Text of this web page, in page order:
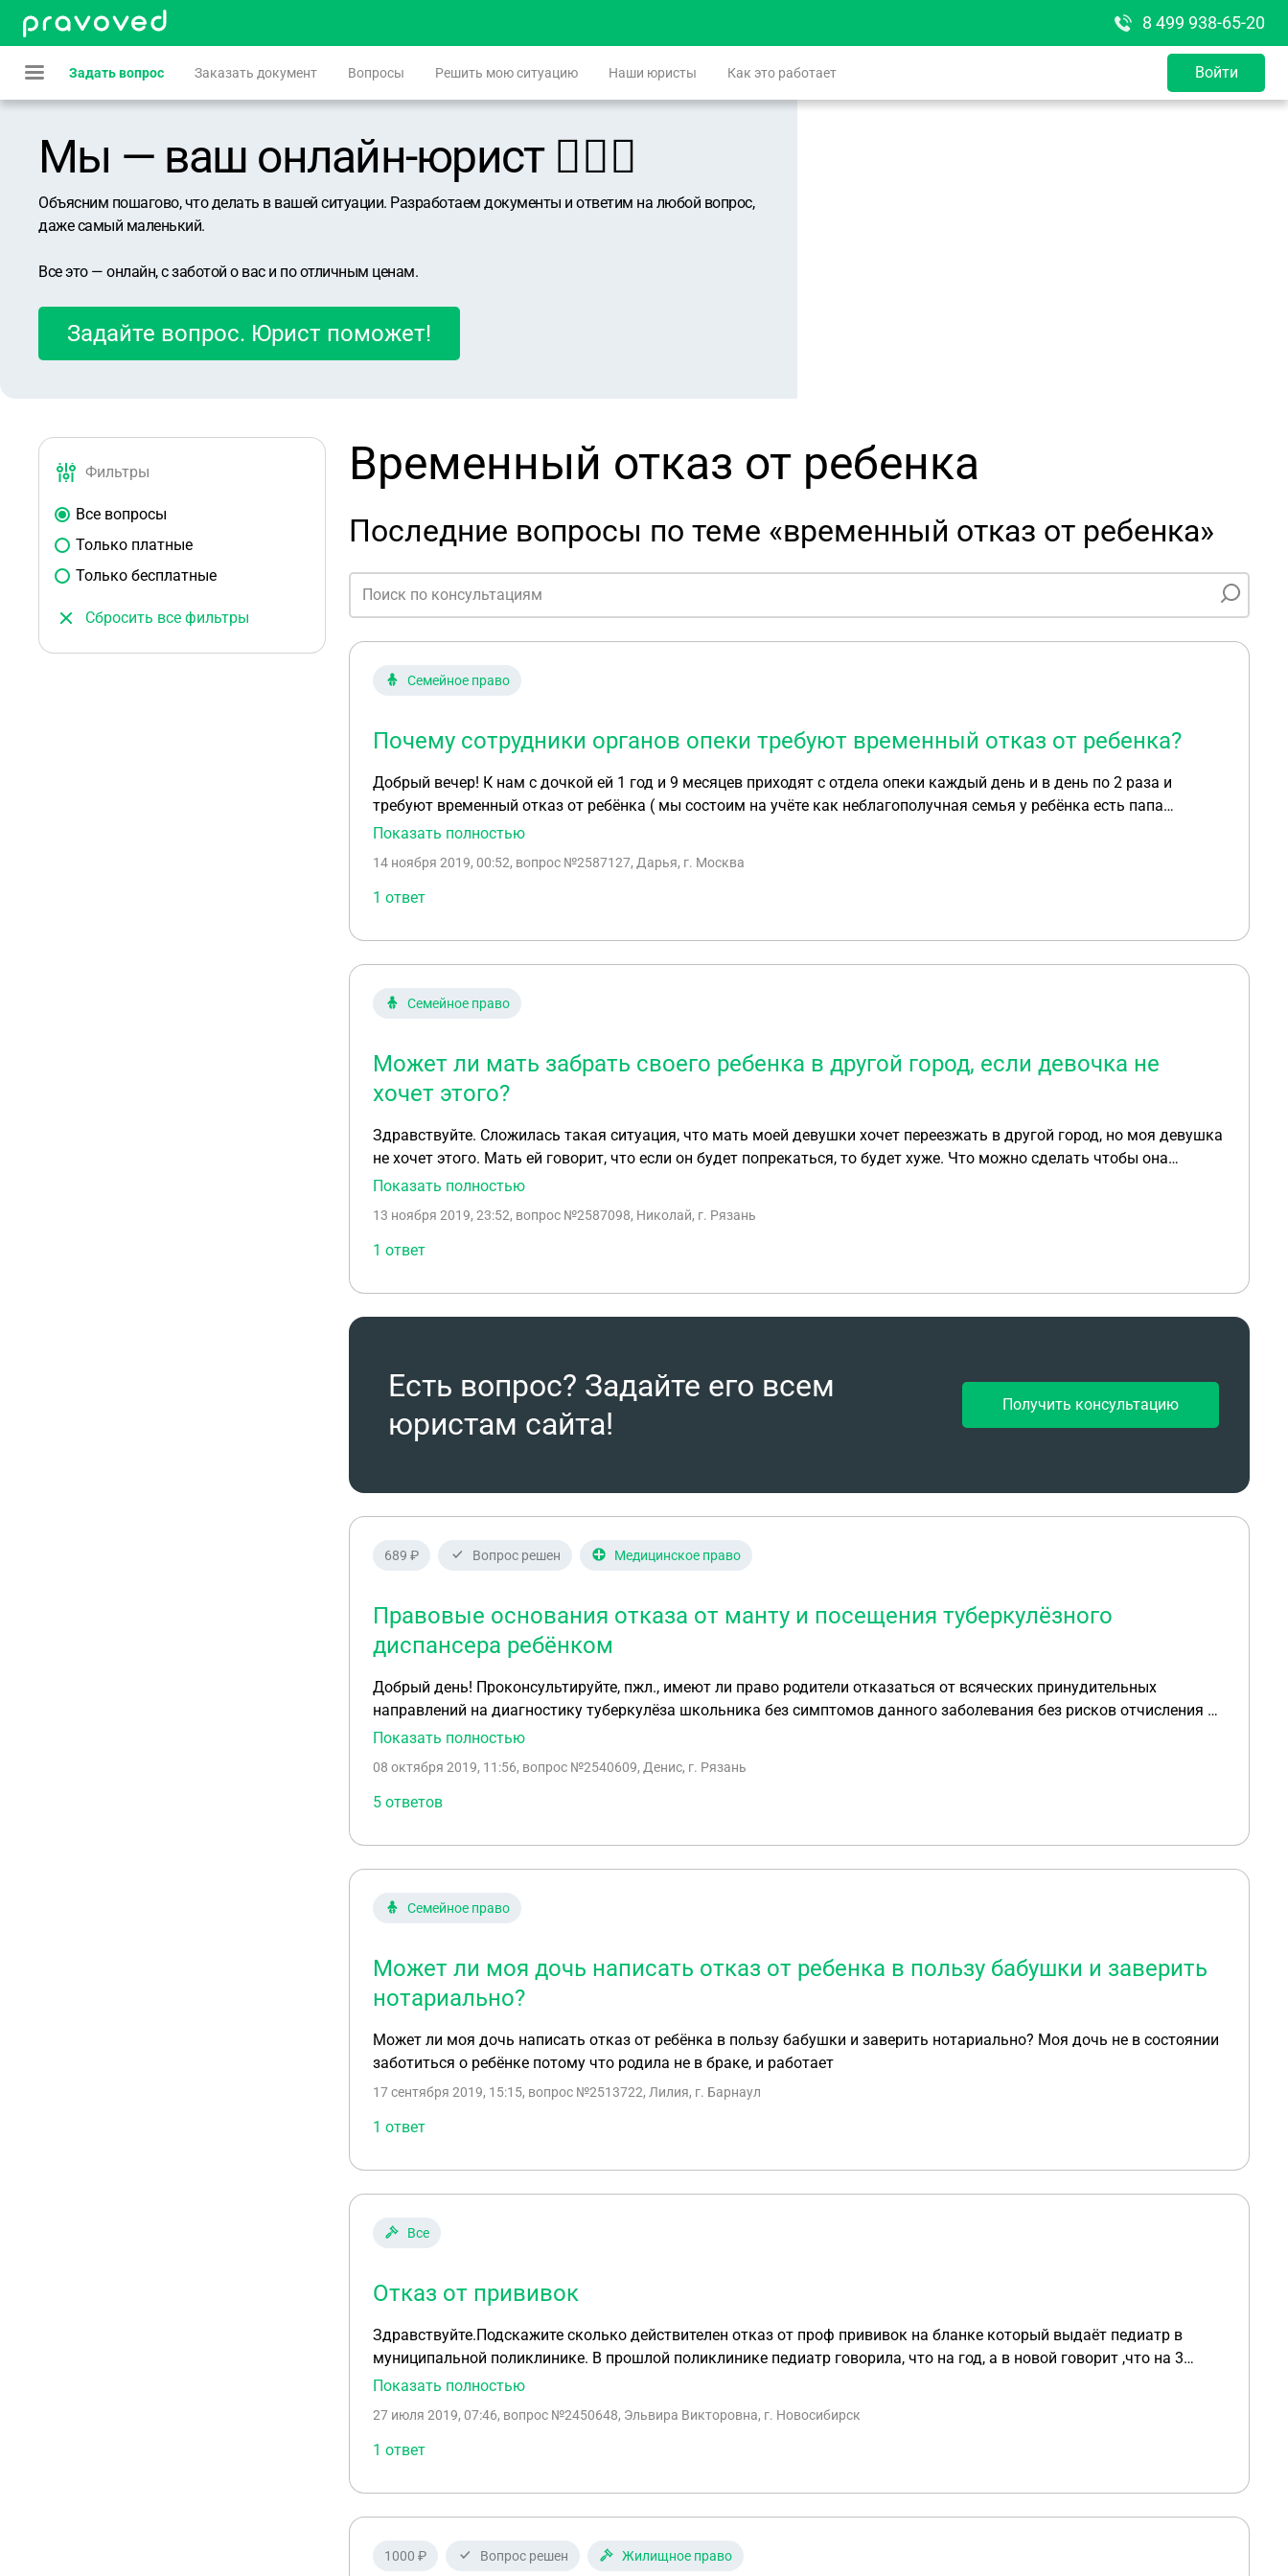
8 499 938-65-20
Задать вопрос Заказать документ Вопросы Решить мою ситуацию Наши юристы Как это работает Войти
Мы — ваш онлайн-юрист 👨🏻‍⚖️
Объясним пошагово, что делать в вашей ситуации. Разработаем документы и ответим на любой вопрос,
даже самый маленький.
Все это — онлайн, с заботой о вас и по отличным ценам.
Задайте вопрос. Юрист поможет!
Фильтры
Все вопросы
Только платные
Только бесплатные
Сбросить все фильтры
Временный отказ от ребенка
Последние вопросы по теме «временный отказ от ребенка»
Семейное право
Почему сотрудники органов опеки требуют временный отказ от ребенка?
Добрый вечер! К нам с дочкой ей 1 год и 9 месяцев приходят с отдела опеки каждый день и в день по 2 раза и
требуют временный отказ от ребёнка ( мы состоим на учёте как неблагополучная семья у ребёнка есть папа
который в свидетельстве о рождении не записан так они ещё требуют его номер телефона я им объясняю что по
обратились с жалобой заявлением в прокуратуру и теперь опека нас ловят вечером пугают что к нам приходил
прокурор. Приходят каждый день, вреда вообще пришли с каким то мужчиной сильно стучали в двери напугали
куда ещё обращаться с заявлением на опеку?
Показать полностью
14 ноября 2019, 00:52, вопрос №2587127, Дарья, г. Москва
1 ответ
Семейное право
Может ли мать забрать своего ребенка в другой город, если девочка не
хочет этого?
Здравствуйте. Сложилась такая ситуация, что мать моей девушки хочет переезжать в другой город, но моя девушка
не хочет этого. Мать ей говорит, что если он будет попрекаться, то будет хуже. Что можно сделать чтобы она
осталась? Может ли она переехать к родственникам?
Показать полностью
13 ноября 2019, 23:52, вопрос №2587098, Николай, г. Рязань
1 ответ
Есть вопрос? Задайте его всем
юристам сайта!
Получить консультацию
689 ₽ Вопрос решен Медицинское право
Правовые основания отказа от манту и посещения туберкулёзного
диспансера ребёнком
Добрый день! Проконсультируйте, пжл., имеют ли право родители отказаться от всяческих принудительных
направлений на диагностику туберкулёза школьника без симптомов данного заболевания без рисков отчисления из
школы? Дело в том, что наша позиция (родителей) такова, что все эти прививки и профилактические процедуры в
оценены и не оправданы. С Уважением, группа думающих родителей.
Показать полностью
08 октября 2019, 11:56, вопрос №2540609, Денис, г. Рязань
5 ответов
Семейное право
Может ли моя дочь написать отказ от ребенка в пользу бабушки и заверить
нотариально?
Может ли моя дочь написать отказ от ребёнка в пользу бабушки и заверить нотариально? Моя дочь не в состоянии
заботиться о ребёнке потому что родила не в браке, и работает
17 сентября 2019, 15:15, вопрос №2513722, Лилия, г. Барнаул
1 ответ
Все
Отказ от прививок
Здравствуйте.Подскажите сколько действителен отказ от проф прививок на бланке который выдаёт педиатр в
муниципальной поликлинике. В прошлой поликлинике педиатр говорила, что на год, а в новой говорит ,что на 3
месяца.
Показать полностью
27 июля 2019, 07:46, вопрос №2450648, Эльвира Викторовна, г. Новосибирск
1 ответ
1000 ₽ Вопрос решен Жилищное право